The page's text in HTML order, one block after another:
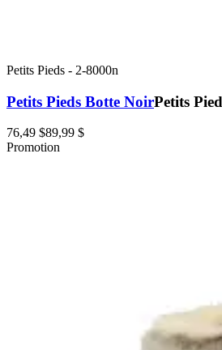
Petits Pieds - 2-8000n
Petits Pieds Botte NoirPetits
76,49 $89,99 $
Promotion